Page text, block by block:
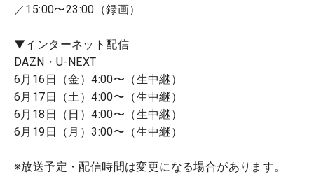
／15:00〜23:00（録画）
▼インターネット配信
DAZN・U-NEXT
6月16日（金）4:00〜（生中継）
6月17日（土）4:00〜（生中継）
6月18日（日）4:00〜（生中継）
6月19日（月）3:00〜（生中継）
※放送予定・配信時間は変更になる場合があります。